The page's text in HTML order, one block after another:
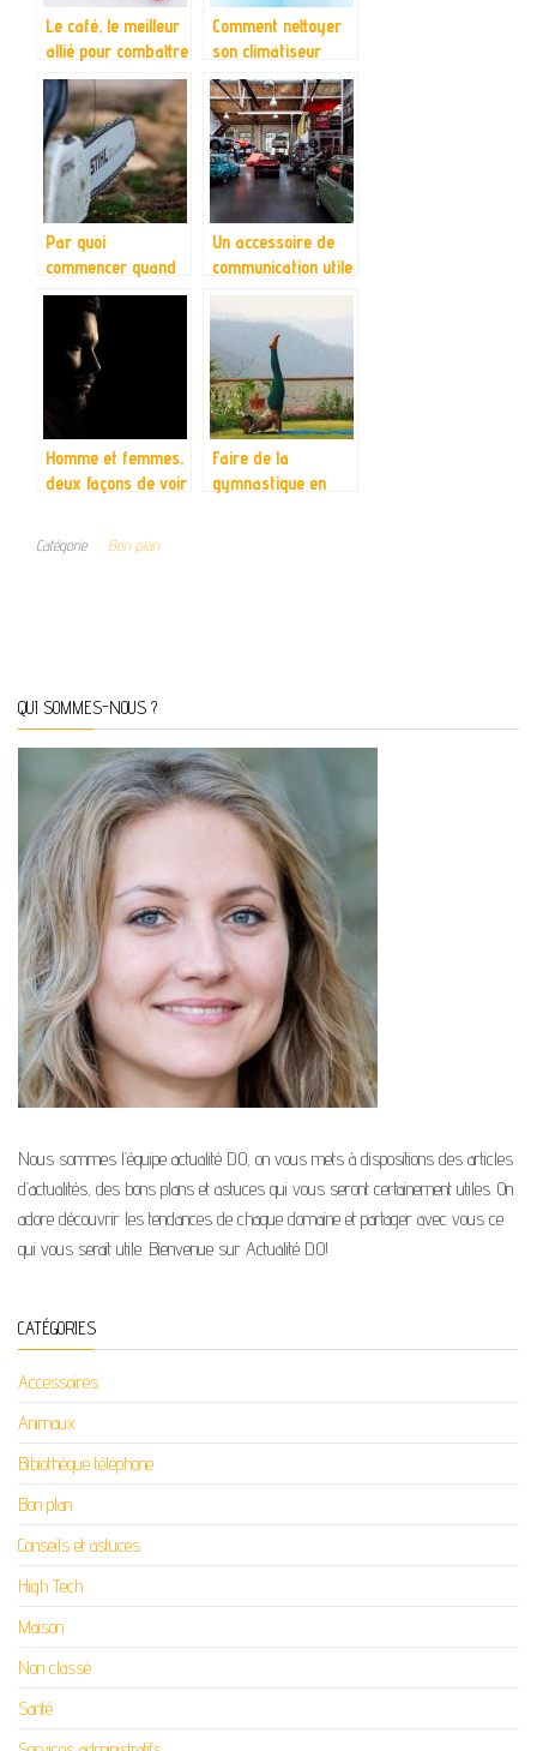
Le café, le meilleur
allié pour combattre
le froid en hiver
Comment nettoyer
son climatiseur
pour éviter
d’attraper des
maladies?
Par quoi
commencer quand
on veut tailler ses
branches de jardin
Un accessoire de
communication utile
avec les différents
clients du garage
Homme et femmes,
deux façons de voir
Faire de la
gymnastique en
Catégorie Bon plan
QUI SOMMES-NOUS ?
Nous sommes l’équipe actualité D.O, on vous mets à dispositions des articles
d’actualités, des bons plans et astuces qui vous seront certainement utiles. On
adore découvrir les tendances de chaque domaine et partager avec vous ce
qui vous serait utile. Bienvenue sur Actualité D.O!
CATÉGORIES
Accessoires
Animaux
Bibiothèque téléphone
Bon plan
Conseils et astuces
High Tech
Maison
Non classé
Santé